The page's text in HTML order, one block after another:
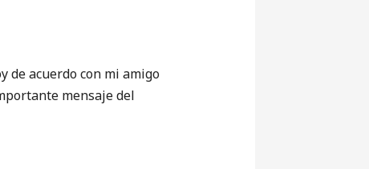
de acuerdo con mi amigo
mensaje del